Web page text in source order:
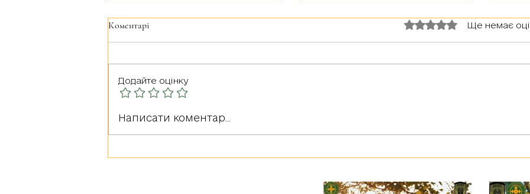
Герої серед нас: РУДА
Коментарі Оцінка: 0 з 5 зірок.Ще немає
Додайте оцінку
Написати коментар...